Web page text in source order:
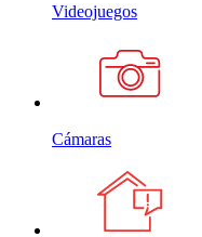
Videojuegos
Cámaras